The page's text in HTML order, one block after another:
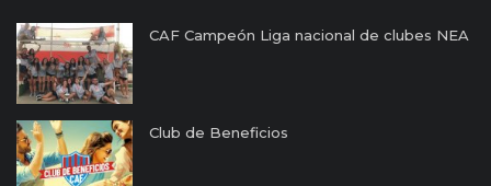
CAF Campeón Liga nacional de clubes NEA
Club de Beneficios